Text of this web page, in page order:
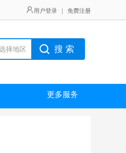
用户登录 免费注册
择地区 搜 索
更多服务